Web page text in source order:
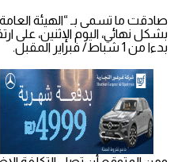
صادقت ما تسمى بـ “الهيئة
بدءا من 1 شباط/ فبراير المقبل.